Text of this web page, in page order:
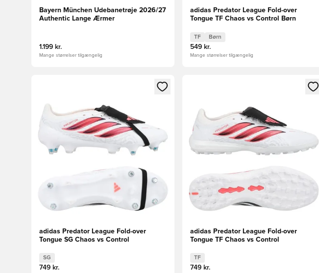
Bayern München Udebanetrøje 2026/27
Authentic Lange Ærmer
1.199 kr.
Mange størrelser tilgængelig
adidas Predator League Fold-over
Tongue TF Chaos vs Control Børn
TF Børn
549 kr.
Mange størrelser tilgængelig
Åbner en Modal til at logge ind eller tilmelde dig som medlem
adidas Predator League Fold-over
Tongue SG Chaos vs Control
SG
749 kr.
Åbner en Modal til at logge ind eller
adidas Predator League Fold-over
Tongue TF Chaos vs Control
TF
749 kr.